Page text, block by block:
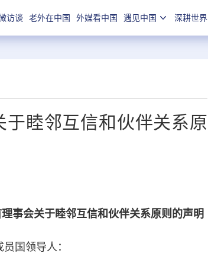
访谈 老外在中国 外媒看中国 遇见中国 深耕世界
于睦邻互信和伙伴关系原
事会关于睦邻互信和伙伴关系原则的声明
国领导人：